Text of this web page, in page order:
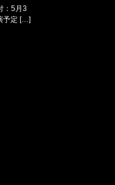
：5月3
予定 […]